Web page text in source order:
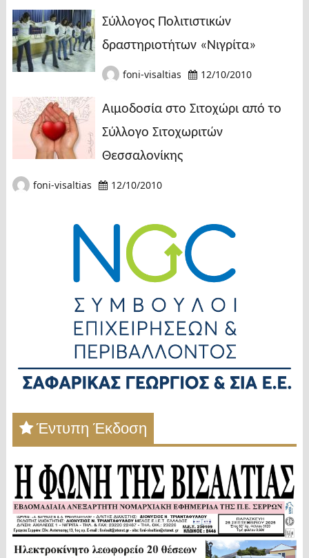
Σύλλογος Πολιτιστικών
δραστηριοτήτων «Νιγρίτα»
foni-visaltias 12/10/2010
Αιμοδοσία στο Σιτοχώρι από το
Σύλλογο Σιτοχωριτών
Θεσσαλονίκης
foni-visaltias 12/10/2010
Έντυπη Έκδοση